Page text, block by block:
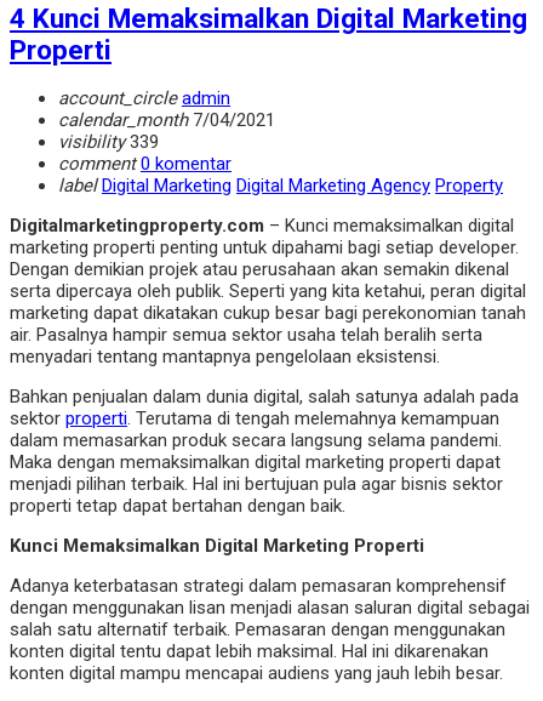
4 Kunci Memaksimalkan Digital Marketing
Properti
account_circle admin
calendar_month7/04/2021
visibility339
comment 0 komentar
label Digital Marketing Digital Marketing Agency Property
Digitalmarketingproperty.com – Kunci memaksimalkan digital
marketing properti penting untuk dipahami bagi setiap developer.
Dengan demikian projek atau perusahaan akan semakin dikenal
serta dipercaya oleh publik. Seperti yang kita ketahui, peran digital
marketing dapat dikatakan cukup besar bagi perekonomian tanah
air. Pasalnya hampir semua sektor usaha telah beralih serta
menyadari tentang mantapnya pengelolaan eksistensi.
Bahkan penjualan dalam dunia digital, salah satunya adalah pada
sektor properti. Terutama di tengah melemahnya kemampuan
dalam memasarkan produk secara langsung selama pandemi.
Maka dengan memaksimalkan digital marketing properti dapat
menjadi pilihan terbaik. Hal ini bertujuan pula agar bisnis sektor
properti tetap dapat bertahan dengan baik.
Kunci Memaksimalkan Digital Marketing Properti
Adanya keterbatasan strategi dalam pemasaran komprehensif
dengan menggunakan lisan menjadi alasan saluran digital sebagai
salah satu alternatif terbaik. Pemasaran dengan menggunakan
konten digital tentu dapat lebih maksimal. Hal ini dikarenakan
konten digital mampu mencapai audiens yang jauh lebih besar.